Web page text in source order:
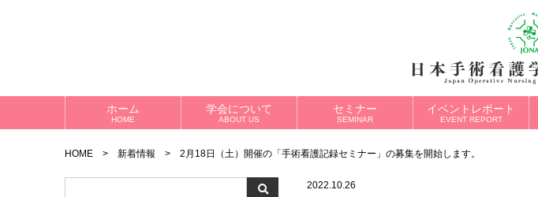
ホーム
HOME
学会について
ABOUT US
セミナー
SEMINAR
イベントレポート
EVENT REPORT
HOME 新着情報 2月18日（土）開催の「手術看護記録セミナー」の募集を開始します。
2022.10.26